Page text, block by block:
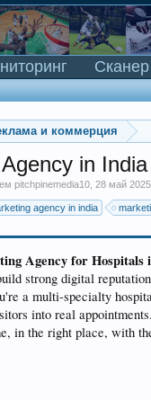
и коммерция
in
pitchpinemedia10 ,28 май 2025
agency in india
Agency for Hospitals
strong digital
a multi-specialty
into real
in the right place, with